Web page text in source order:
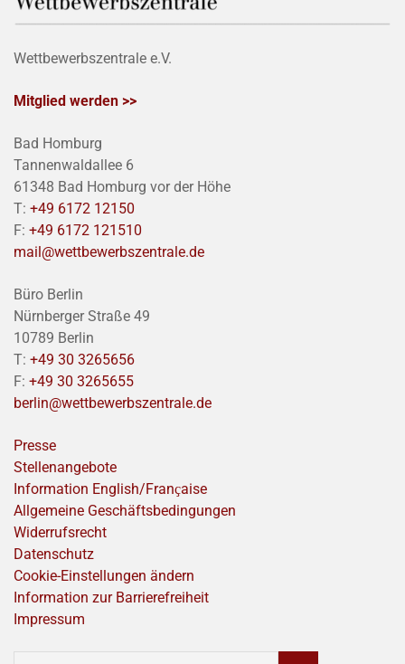
Wettbewerbszentrale e.V.
Mitglied werden >>
Bad Homburg
Tannenwaldallee 6
61348 Bad Homburg vor der Höhe
T: +49 6172 12150
F: +49 6172 121510
mail@wettbewerbszentrale.de
Büro Berlin
Nürnberger Straße 49
10789 Berlin
T: +49 30 3265656
F: +49 30 3265655
berlin@wettbewerbszentrale.de
Presse
Stellenangebote
Information English/Franҫaise
Allgemeine Geschäftsbedingungen
Widerrufsrecht
Datenschutz
Cookie-Einstellungen ändern
Information zur Barrierefreiheit
Impressum